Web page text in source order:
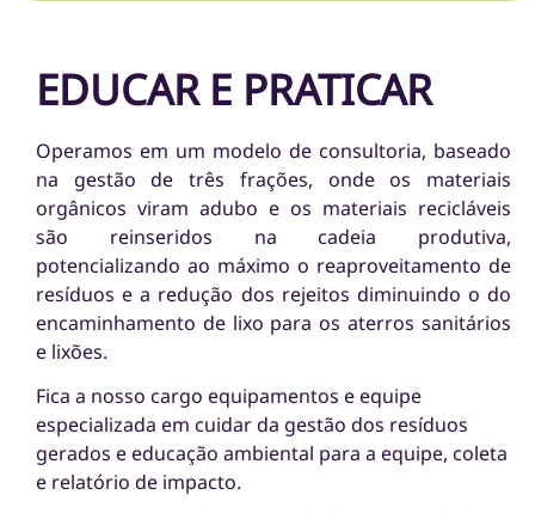
EDUCAR E PRATICAR
Operamos em um modelo de consultoria, baseado
na gestão detrês frações, onde os materiais
orgânicos viram adubo e os materiais recicláveis
são reinseridos na cadeia produtiva,
potencializando ao máximo o reaproveitamento de
resíduos e a redução dos rejeitos diminuindo o do
encaminhamento de lixo para os aterros sanitários
e lixões.
Fica a nosso cargo equipamentos e equipe
especializada em cuidar da gestão dos resíduos
gerados e educação ambiental para a equipe, coleta
e relatório de impacto.